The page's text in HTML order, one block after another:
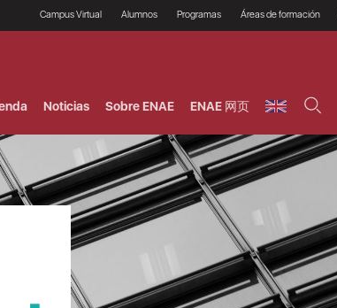
Campus Virtual Alumnos
Prácticas en empresas
Proceso de admisión
Financiación, Becas y
Bonificación
Financiación estudios
Imagin LaCaixa
Programas
Programas Ejecutivos
Profesionales (Online)
Áreas de formación
Riesgos
HHDD
Agronegocios
Comercial / Marketing/
Administración de
empresas
Finanzas
Operaciones
Noticias Sobre ENAE ENAE 网页